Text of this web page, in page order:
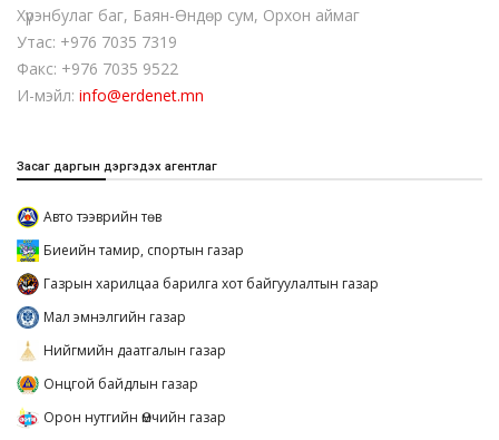
Хүрэнбулаг баг, Баян-Өндөр сум, Орхон аймаг
Утас: +976 7035 7319
Факс: +976 7035 9522
И-мэйл: info@erdenet.mn
Засаг даргын дэргэдэх агентлаг
Авто тээврийн төв
Биеийн тамир, спортын газар
Газрын харилцаа барилга хот байгуулалтын газар
Мал эмнэлгийн газар
Нийгмийн даатгалын газар
Онцгой байдлын газар
Орон нутгийн Өмчийн газар